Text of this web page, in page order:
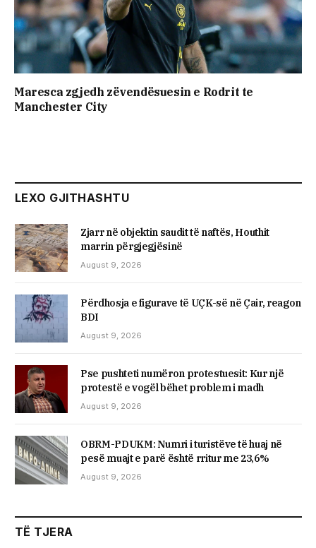
Maresca zgjedh zëvendësuesin e Rodrit te
Manchester City
LEXO GJITHASHTU
Zjarr në objektin saudit të naftës, Houthit
marrin përgjegjësinë
August 9, 2026
Përdhosja e figurave të UÇK-së në Çair, reagon
BDI
August 9, 2026
Pse pushteti numëron protestuesit: Kur një
protestë e vogël bëhet problem i madh
August 9, 2026
OBRM-PDUKM: Numri i turistëve të huaj në
pesë muajt e parë është rritur me 23,6%
August 9, 2026
TË TJERA